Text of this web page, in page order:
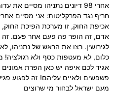
אחרי 98 דיונים נתניהו מסיים את עדותו
אכיפת החוק, זו מערכת הפיכת
אדם, זה הופר פה פעם אחר פעם. זה
לגירושין. רצו את הראש של נתניהו,
כלום, לא מעטפות כסף ולא
אגיד לכם איפה יש כאן הפרת
פשפשים ולאיים עליהם! זה לפגוע
מעם ישראל לבחור מי שרוצים